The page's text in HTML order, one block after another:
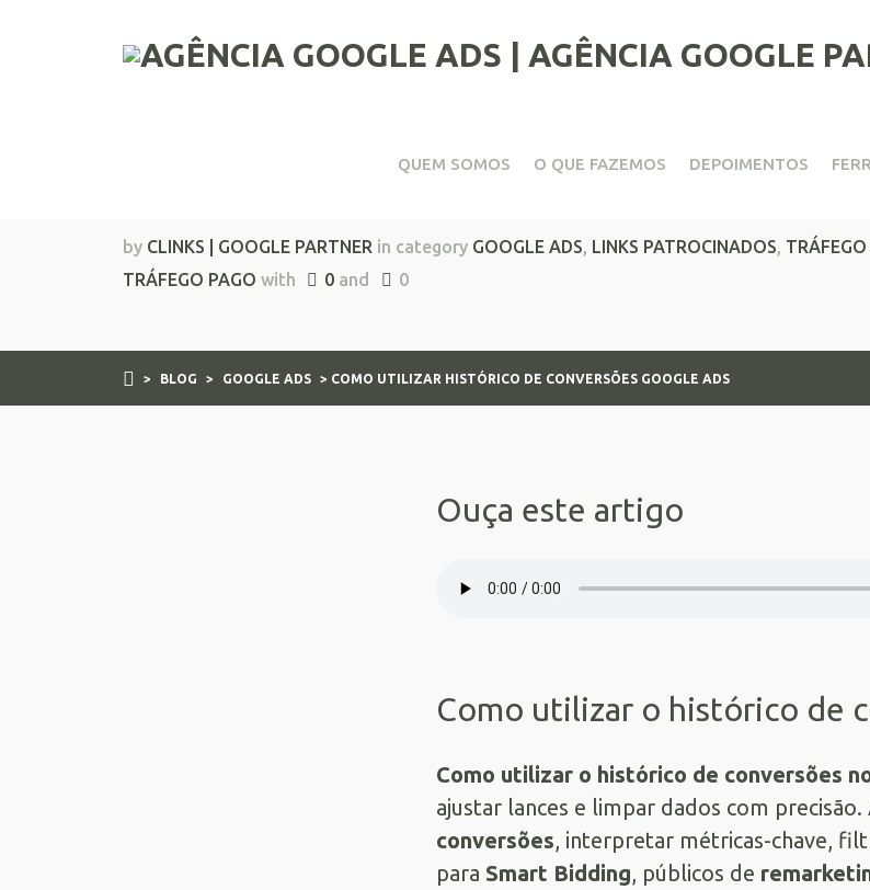
QUEM SOMOS O QUE FAZEMOS DEPOIMENTOS
Como utilizar histórico de conversões
by CLINKS | GOOGLE PARTNER in category GOOGLE ADS, LINKS PATROCINADOS,
TRÁFEGO PAGO with 0 and 0
> BLOG > GOOGLE ADS > COMO UTILIZAR HISTÓRICO DE CONVERSÕES GOOGLE ADS
Ouça este artigo
Como utilizar o histórico de
Como utilizar o histórico de conversões
ajustar lances e limpar dados com
conversões, interpretar métricas-chave,
para Smart Bidding, públicos de